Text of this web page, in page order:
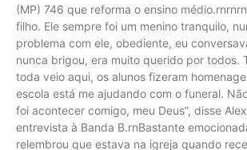
(MP) 746 que reforma o ensino
filho. Ele sempre foi um menino tranquilo,
problema com ele, obediente, eu
nunca brigou, era muito querido por todos.
toda veio aqui, os alunos fizeram
escola está me ajudando com o funeral.
foi acontecer comigo, meu Deus”, disse
entrevista à Banda B.rnBastante
relembrou que estava na igreja quando